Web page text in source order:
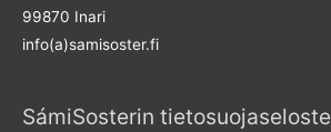
99870 Inari
info(a)samisoster.fi
SámiSosterin tietosuojaseloste